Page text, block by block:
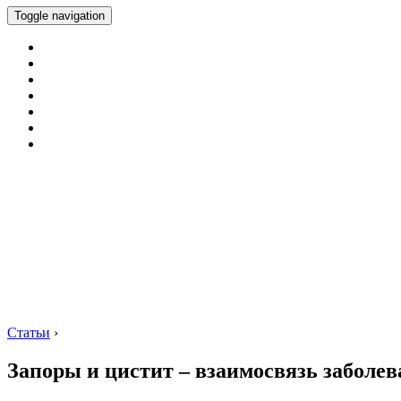
Toggle navigation
Статьи ›
Запоры и цистит – взаимосвязь